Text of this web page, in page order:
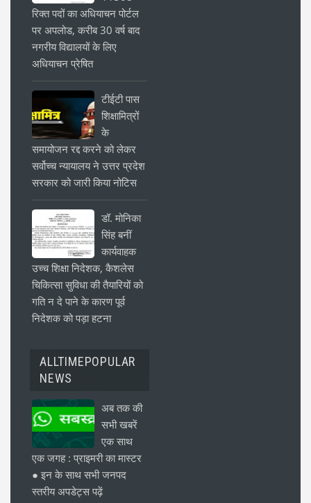
रिक्त पदों का अधियाचन पोर्टल
पर अपलोड, करीब 30 वर्ष बाद
नगरीय विद्यालयों के लिए
अधियाचन प्रेषित
टीईटी पास
शिक्षामित्रों
के
समायोजन रद्द करने को लेकर
सर्वोच्च न्यायालय ने उत्तर प्रदेश
सरकार को जारी किया नोटिस
डॉ. मोनिका
सिंह बनीं
कार्यवाहक
उच्च शिक्षा निदेशक, कैशलेस
चिकित्सा सुविधा की तैयारियों को
गति न दे पाने के कारण पूर्व
निदेशक को पड़ा हटना
ALLTIMEPOPULAR
NEWS
अब तक की
सभी खबरें
एक साथ
एक जगह : प्राइमरी का मास्टर
● इन के साथ सभी जनपद
स्तरीय अपडेट्स पढ़ें